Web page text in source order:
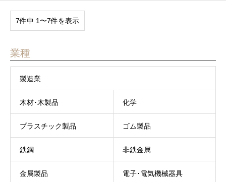
7件中 1〜7件を表示
業種
製造業
木材･木製品 化学
プラスチック製品 ゴム製品
鉄鋼 非鉄金属
金属製品 電子･電気機械器具